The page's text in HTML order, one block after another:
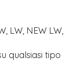
LW, NEW LW,
qualsiasi tipo